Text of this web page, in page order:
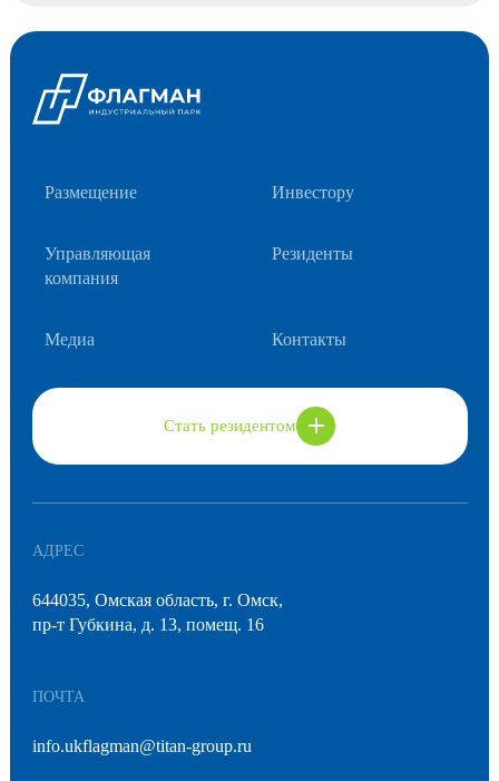
Размещение Инвестору
Управляющая
компания
Резиденты
Медиа Контакты
Стать резидентом
АДРЕС
644035, Омская область, г. Омск,
пр-т Губкина, д. 13, помещ. 16
ПОЧТА
info.ukflagman@titan-group.ru